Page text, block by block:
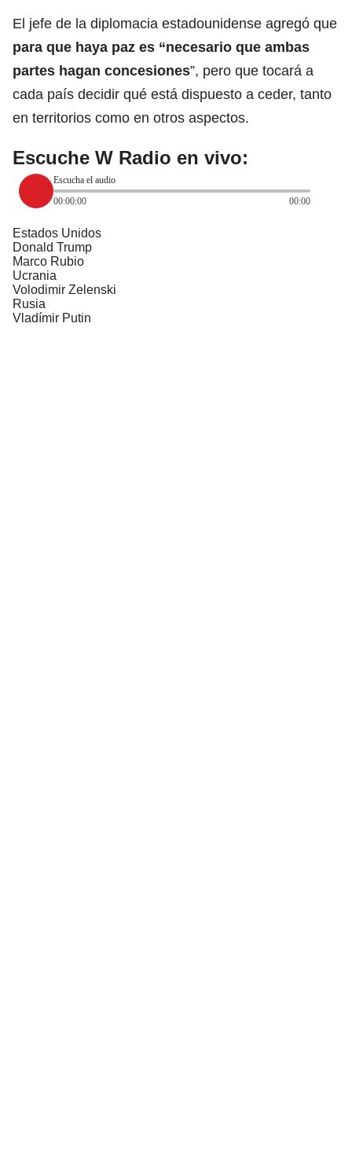
El jefe de la diplomacia estadounidense agregó que
para que haya paz es “necesario que ambas
partes hagan concesiones”, pero que tocará a
cada país decidir qué está dispuesto a ceder, tanto
en territorios como en otros aspectos.
Escuche W Radio en vivo:
Escucha el audio
00:00:00
00:00
Estados Unidos
Donald Trump
Marco Rubio
Ucrania
Volodimir Zelenski
Rusia
Vladímir Putin